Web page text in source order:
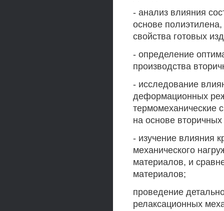
- анализ влияния
основе
свойства готовых
- определение
производства
- исследование
деформационных
термомеханические
на основе
- изучение влияния
механического
материалов, и
материалов;
проведение
релаксационных